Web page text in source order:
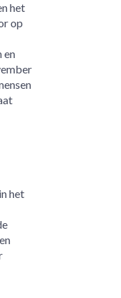
het
op
en
het